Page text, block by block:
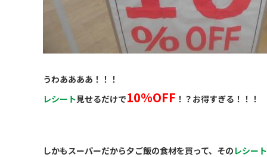
うわああああ！！！
レシート見せるだけで10%OFF ！？お得すぎる！！！
しかもスーパーだから夕ご飯の食材を買って、その レシート